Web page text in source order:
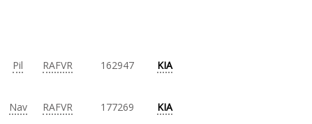
Pil RAFVR 162947 KIA
Nav RAFVR 177269 KIA